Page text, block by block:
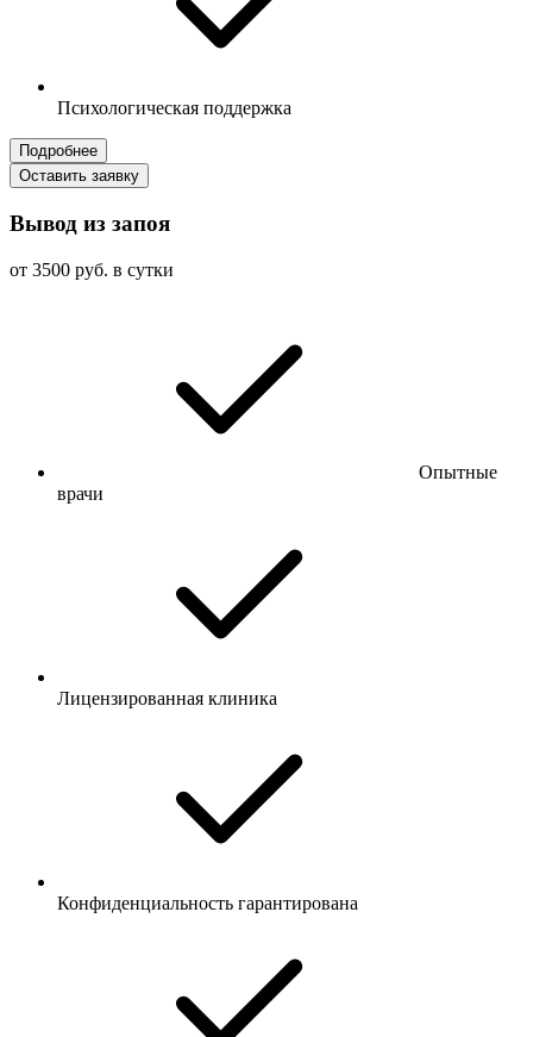
Психологическая поддержка
Подробнее
Оставить заявку
Вывод из запоя
от 3500 руб. в сутки
Опытные
врачи
Лицензированная клиника
Конфиденциальность гарантирована